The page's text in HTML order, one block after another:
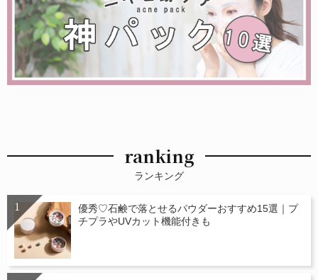
ranking
ランキング
優秀♡石鹸で落とせるパウダーおすすめ15選｜プ
チプラやUVカット機能付きも